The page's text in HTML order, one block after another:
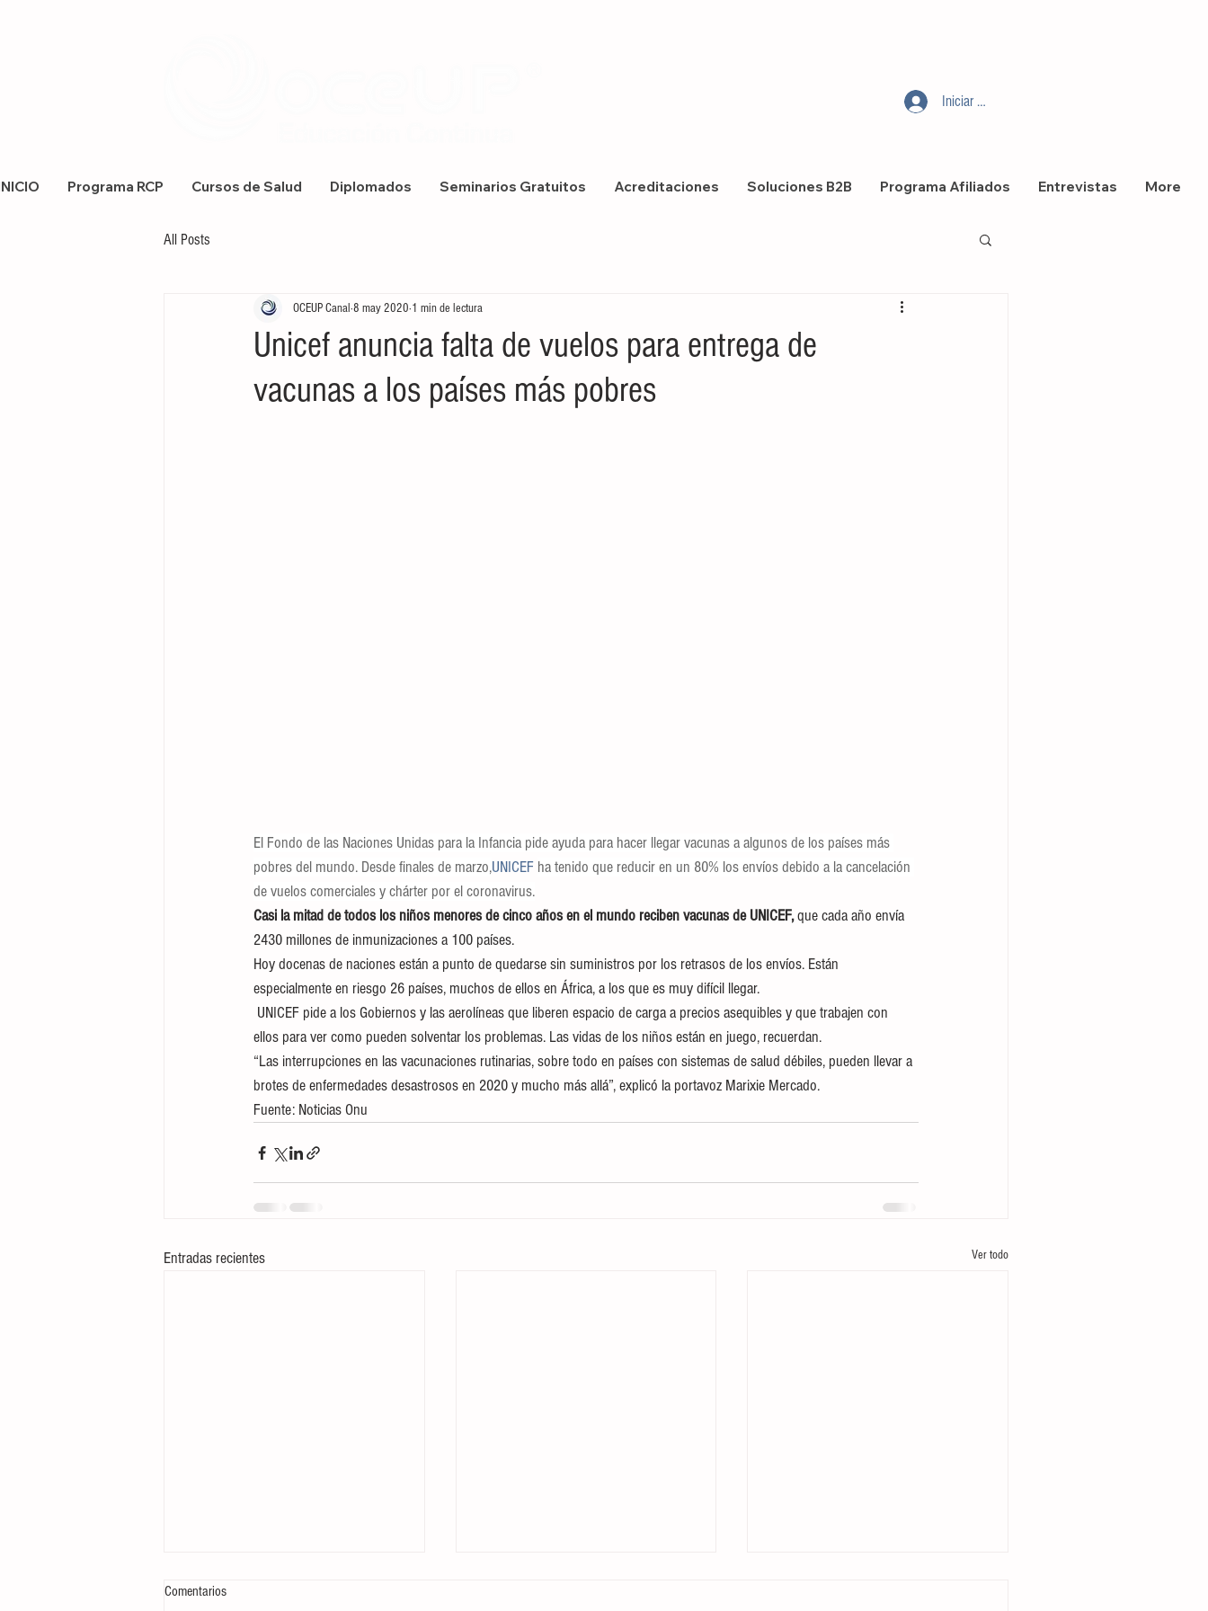
Iniciar sesión
Programa RCP Cursos de Salud Diplomados Seminarios Gratuitos Acreditaciones Soluciones B2B Programa Afiliados Entrevistas More
All Posts
Unicef anuncia falta de vuelos para entrega de
vacunas a los países más pobres
OCEUP Canal 8 may 2020 1 min de lectura
El Fondo de las Naciones Unidas para la Infancia pide ayuda para hacer llegar vacunas a algunos de los países más
pobres del mundo. Desde finales de marzo,UNICEF ha tenido que reducir en un 80% los envíos debido a la cancelación
de vuelos comerciales y chárter por el coronavirus.
Casi la mitad de todos los niños menores de cinco años en el mundo reciben vacunas de UNICEF, que cada año envía
2430 millones de inmunizaciones a 100 países.
Hoy docenas de naciones están a punto de quedarse sin suministros por los retrasos de los envíos. Están
especialmente en riesgo 26 países, muchos de ellos en África, a los que es muy difícil llegar.
UNICEF pide a los Gobiernos y las aerolíneas que liberen espacio de carga a precios asequibles y que trabajen con
ellos para ver como pueden solventar los problemas. Las vidas de los niños están en juego, recuerdan.
“Las interrupciones en las vacunaciones rutinarias, sobre todo en países con sistemas de salud débiles, pueden llevar a
brotes de enfermedades desastrosos en 2020 y mucho más allá”, explicó la portavoz Marixie Mercado.
Fuente: Noticias Onu
Entradas recientes Ver todo
Comentarios